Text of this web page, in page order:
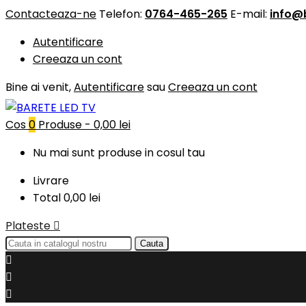
Contacteaza-ne Telefon: 0764-465-265 E-mail:
Autentificare
Creeaza un cont
Bine ai venit,AutentificaresauCreeaza un cont
Cos0 Produse - 0,00 lei
Nu mai sunt produse in cosul tau
Livrare
Total0,00 lei
Plateste 
Cauta


